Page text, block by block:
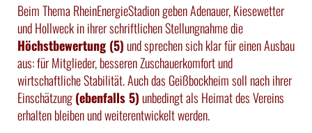
Beim Thema RheinEnergieStadion geben Adenauer, Kiesewetter
und Hollweck in ihrer schriftlichen Stellungnahme die
Höchstbewertung (5) und sprechen sich klar für einen Ausbau
aus: für Mitglieder, besseren Zuschauerkomfort und
wirtschaftliche Stabilität. Auch das Geißbockheim soll nach ihrer
Einschätzung(ebenfalls 5) unbedingt als Heimat des Vereins
erhalten bleiben und weiterentwickelt werden.